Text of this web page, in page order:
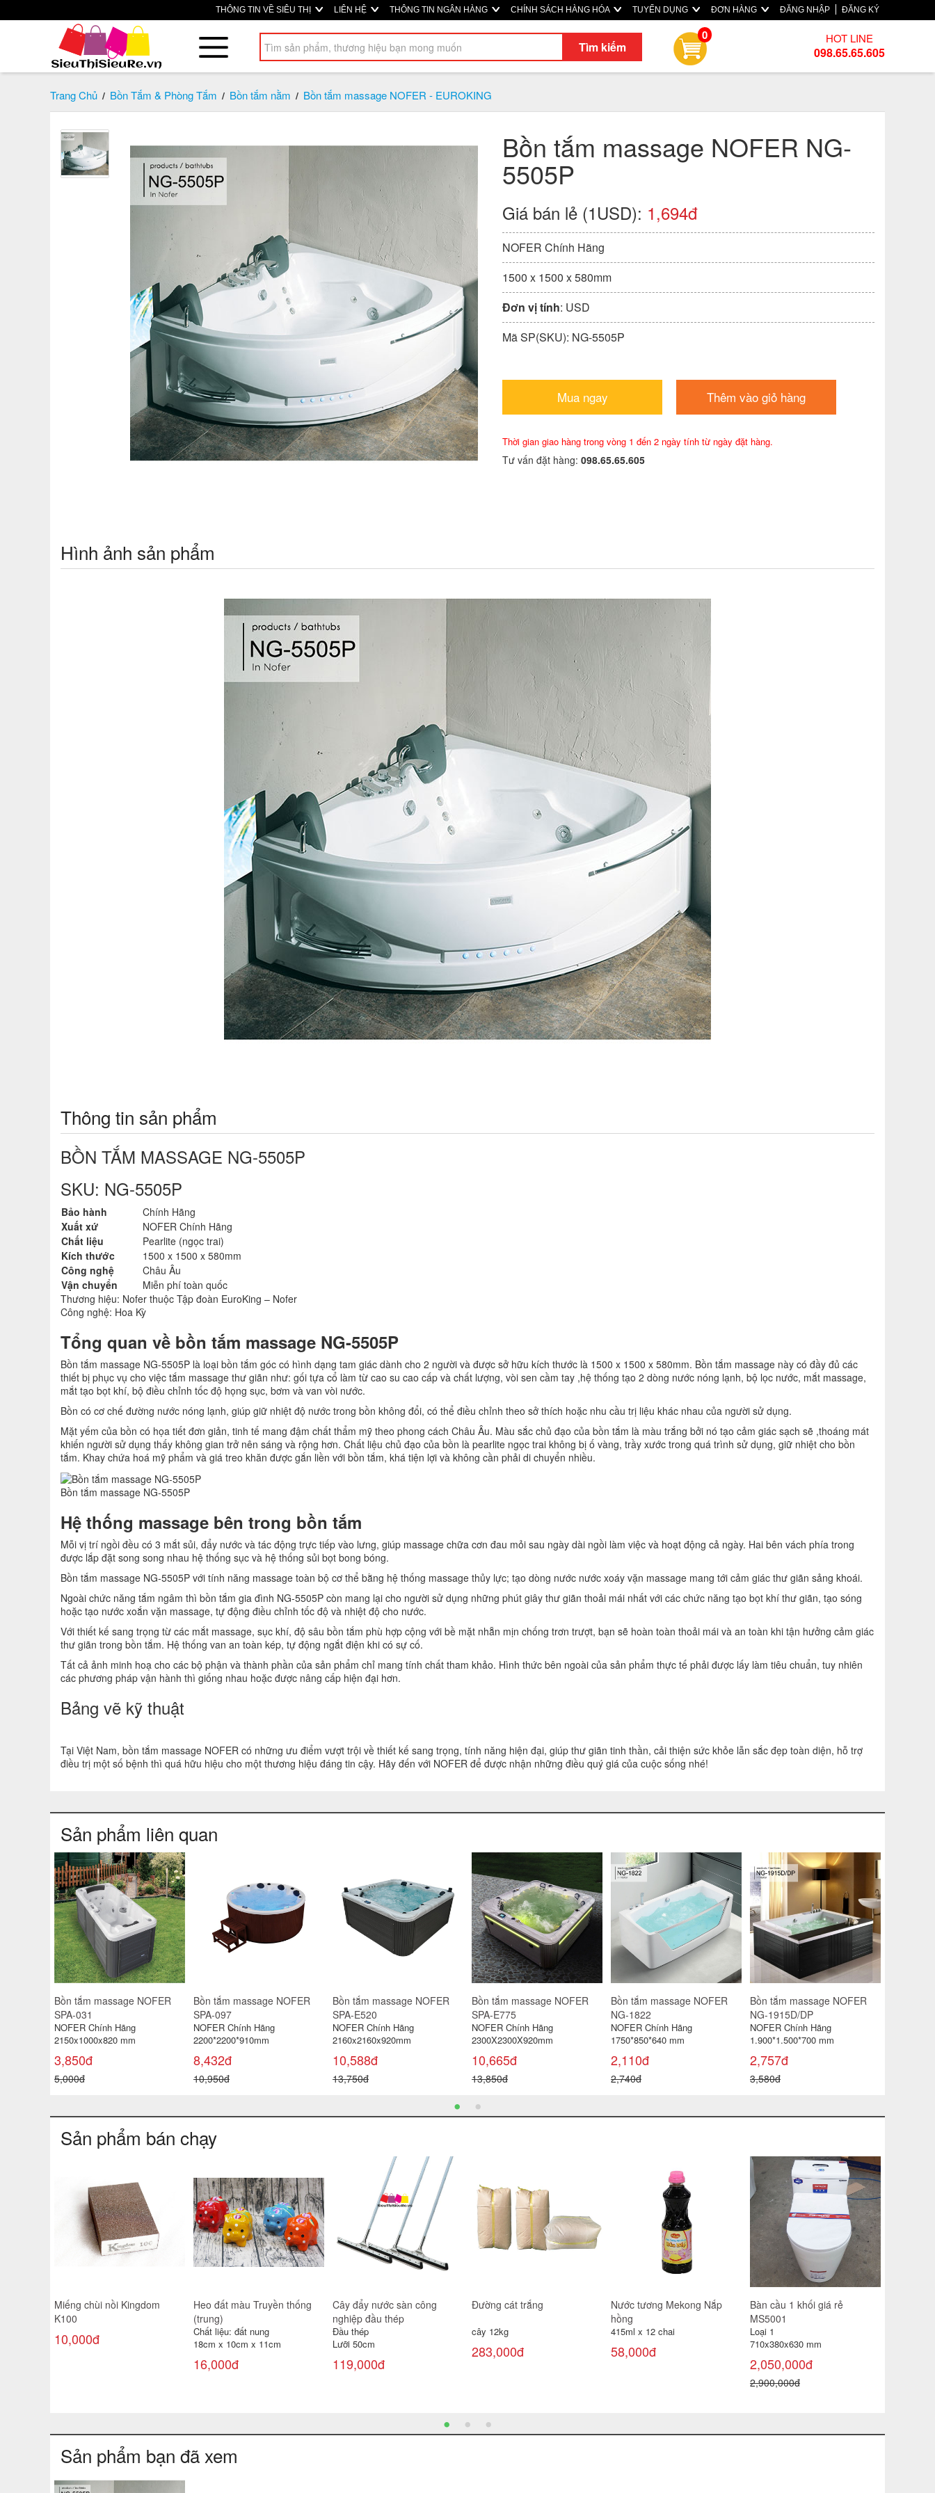
THÔNG TIN VỀ SIÊU THỊ LIÊN HỆ THÔNG TIN NGÂN HÀNG CHÍNH SÁCH HÀNG HÓA TUYỂN DỤNG ĐƠN HÀNG ĐĂNG NHẬP ĐĂNG KÝ
Tìm kiếm
0 HOT LINE
098.65.65.605
Trang Chủ / Bồn Tắm & Phòng Tắm / Bồn tắm nằm / Bồn tắm massage NOFER - EUROKING
Bồn tắm massage NOFER NG-
5505P
Giá bán lẻ (1USD): 1,694đ
NOFER Chính Hãng
1500 x 1500 x 580mm
Đơn vị tính: USD
Mã SP(SKU): NG-5505P
Mua ngay Thêm vào giỏ hàng
Thời gian giao hàng trong vòng 1 đến 2 ngày tính từ ngày đặt hàng.
Tư vấn đặt hàng: 098.65.65.605
Hình ảnh sản phẩm
Thông tin sản phẩm
BỒN TẮM MASSAGE NG-5505P
SKU: NG-5505P
Bảo hành
Chính Hãng
Xuất xứ
NOFER Chính Hãng
Chất liệu
Pearlite (ngọc trai)
Kích thước
1500 x 1500 x 580mm
Công nghệ
Châu Âu
Vận chuyển
Miễn phí toàn quốc
Thương hiệu: Nofer thuộc Tập đoàn EuroKing – Nofer
Công nghệ: Hoa Kỳ
Tổng quan về bồn tắm massage NG-5505P
Bồn tắm massage NG-5505P là loại bồn tắm góc có hình dạng tam giác dành cho 2 người và được sở hữu kích thước là 1500 x 1500 x 580mm. Bồn tắm massage này có đầy đủ các
thiết bị phục vụ cho việc tắm massage thư giãn như: gối tựa cổ làm từ cao su cao cấp và chất lượng, vòi sen cầm tay ,hệ thống tạo 2 dòng nước nóng lạnh, bộ lọc nước, mắt massage,
mắt tạo bọt khí, bộ điều chỉnh tốc độ họng sục, bơm và van vòi nước.
Bồn có cơ chế đường nước nóng lạnh, giúp giữ nhiệt độ nước trong bồn không đổi, có thể điều chỉnh theo sở thích hoặc nhu cầu trị liệu khác nhau của người sử dụng.
Mặt yếm của bồn có họa tiết đơn giản, tinh tế mang đậm chất thẩm mỹ theo phong cách Châu Âu. Màu sắc chủ đạo của bồn tắm là màu trắng bởi nó tạo cảm giác sạch sẽ ,thoáng mát
khiến người sử dụng thấy không gian trở nên sáng và rộng hơn. Chất liệu chủ đạo của bồn là pearlite ngọc trai không bị ố vàng, trầy xước trong quá trình sử dụng, giữ nhiệt cho bồn
tắm. Khay chứa hoá mỹ phẩm và giá treo khăn được gắn liền với bồn tắm, khá tiện lợi và không cần phải di chuyển nhiều.
Bồn tắm massage NG-5505P
Hệ thống massage bên trong bồn tắm
Mỗi vị trí ngồi đều có 3 mắt sủi, đẩy nước và tác động trực tiếp vào lưng, giúp massage chữa cơn đau mỏi sau ngày dài ngồi làm việc và hoạt động cả ngày. Hai bên vách phía trong
được lắp đặt song song nhau hệ thống sục và hệ thống sủi bọt bong bóng.
Bồn tắm massage NG-5505P với tính năng massage toàn bộ cơ thể bằng hệ thống massage thủy lực; tạo dòng nước nước xoáy vặn massage mang tới cảm giác thư giãn sảng khoái.
Ngoài chức năng tắm ngâm thì bồn tắm gia đình NG-5505P còn mang lại cho người sử dụng những phút giây thư giãn thoải mái nhất với các chức năng tạo bọt khí thư giãn, tạo sóng
hoặc tạo nước xoắn vặn massage, tự động điều chỉnh tốc độ và nhiệt độ cho nước.
Với thiết kế sang trọng từ các mắt massage, sục khí, độ sâu bồn tắm phù hợp cộng với bề mặt nhẵn mịn chống trơn trượt, bạn sẽ hoàn toàn thoải mái và an toàn khi tận hưởng cảm giác
thư giãn trong bồn tắm. Hệ thống van an toàn kép, tự động ngắt điện khi có sự cố.
Tất cả ảnh minh hoạ cho các bộ phận và thành phần của sản phẩm chỉ mang tính chất tham khảo. Hình thức bên ngoài của sản phẩm thực tế phải được lấy làm tiêu chuẩn, tuy nhiên
các phương pháp vận hành thì giống nhau hoặc được nâng cấp hiện đại hơn.
Bảng vẽ kỹ thuật
Tại Việt Nam, bồn tắm massage NOFER có những ưu điểm vượt trội về thiết kế sang trọng, tính năng hiện đại, giúp thư giãn tinh thần, cải thiện sức khỏe lẫn sắc đẹp toàn diện, hỗ trợ
điều trị một số bệnh thì quá hữu hiệu cho một thương hiệu đáng tin cậy. Hãy đến với NOFER để được nhận những điều quý giá của cuộc sống nhé!
Sản phẩm liên quan
Bồn tắm massage NOFER
SPA-031
NOFER Chính Hãng
2150x1000x820 mm
3,850đ
5,000đ
Bồn tắm massage NOFER
SPA-097
NOFER Chính Hãng
2200*2200*910mm
8,432đ
10,950đ
Bồn tắm massage NOFER
SPA-E520
NOFER Chính Hãng
2160x2160x920mm
10,588đ
13,750đ
Bồn tắm massage NOFER
SPA-E775
NOFER Chính Hãng
2300X2300X920mm
10,665đ
13,850đ
Bồn tắm massage NOFER
NG-1822
NOFER Chính Hãng
1750*850*640 mm
2,110đ
2,740đ
Bồn tắm massage NOFER
NG-1915D/DP
NOFER Chính Hãng
1.900*1.500*700 mm
2,757đ
3,580đ
Sản phẩm bán chạy
Miếng chùi nồi Kingdom
K100
10,000đ
Heo đất màu Truyền thống
(trung)
Chất liệu: đất nung
18cm x 10cm x 11cm
16,000đ
Cây đẩy nước sàn công
nghiệp đầu thép
Đầu thép
Lưỡi 50cm
119,000đ
Đường cát trắng
cây 12kg
283,000đ
Nước tương Mekong Nắp
hồng
415ml x 12 chai
58,000đ
Bàn cầu 1 khối giá rẻ
MS5001
Loại 1
710x380x630 mm
2,050,000đ
2,900,000đ
Sản phẩm bạn đã xem